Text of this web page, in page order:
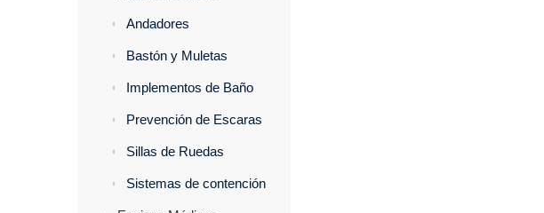
Andadores
Bastón y Muletas
Implementos de Baño
Prevención de Escaras
Sillas de Ruedas
Sistemas de contención